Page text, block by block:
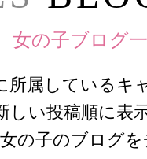
の子ブログ
所属しているキ
しい投稿順に表
の子のブログ